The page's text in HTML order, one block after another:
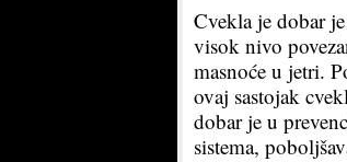
Cvekla je dobar
visok nivo
masnoće u jetri.
ovaj sastojak
dobar je u
sistema,